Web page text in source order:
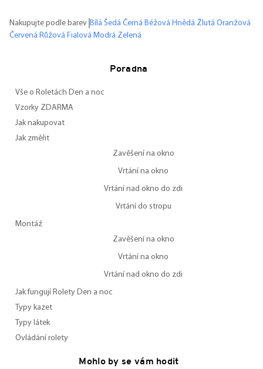
Nakupujte podle barev Bílá Šedá Černá Béžová Hnědá Žlutá Oranžová
Červená Růžová Fialová Modrá Zelená
Poradna
Vše o Roletách Den a noc
Vzorky ZDARMA
Jak nakupovat
Jak změřit
Zavěšení na okno
Vrtání na okno
Vrtání nad okno do zdi
Vrtání do stropu
Montáž
Zavěšení na okno
Vrtání na okno
Vrtání nad okno do zdi
Jak fungují Rolety Den a noc
Typy kazet
Typy látek
Ovládání rolety
Mohlo by se vám hodit